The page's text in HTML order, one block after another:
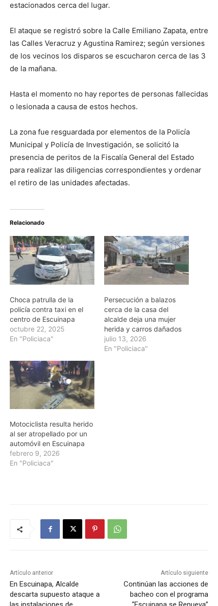
estacionados cerca del lugar.
El ataque se registró sobre la Calle Emiliano Zapata, entre
las Calles Veracruz y Agustina Ramirez; según versiones
de los vecinos los disparos se escucharon cerca de las 3
de la mañana.
Hasta el momento no hay reportes de personas fallecidas
o lesionada a causa de estos hechos.
La zona fue resguardada por elementos de la Policía
Municipal y Policía de Investigación, se solicitó la
presencia de peritos de la Fiscalía General del Estado
para realizar las diligencias correspondientes y ordenar
el retiro de las unidades afectadas.
Relacionado
Choca patrulla de la
policía contra taxi en el
centro de Escuinapa
octubre 22, 2025
En "Policiaca"
Persecución a balazos
cerca de la casa del
alcalde deja una mujer
herida y carros dañados
julio 13, 2026
En "Policiaca"
Motociclista resulta herido
al ser atropellado por un
automóvil en Escuinapa
febrero 9, 2026
En "Policiaca"
Artículo anterior
En Escuinapa, Alcalde
descarta supuesto ataque a
Artículo siguiente
Continúan las acciones de
bacheo con el programa